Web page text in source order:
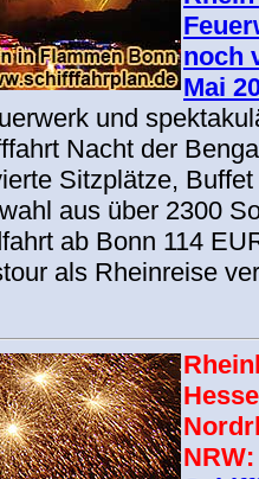
noch
Mai
und
Nacht der
Sitzplätze,
aus über 2300
ab Bonn 114
als Rheinreise
NRW: